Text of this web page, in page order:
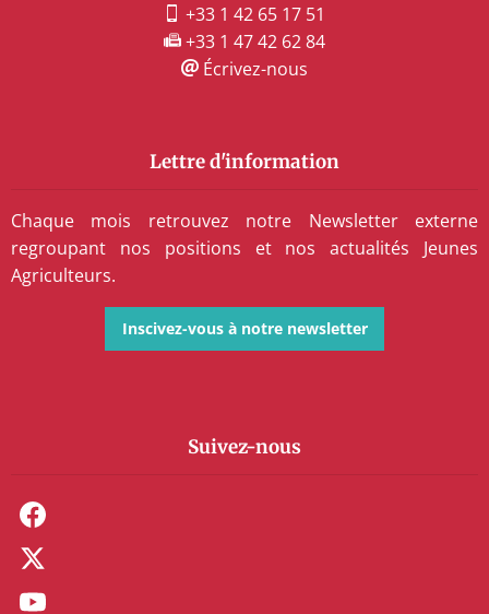
+33 1 42 65 17 51
+33 1 47 42 62 84
Écrivez-nous
Lettre d'information
Chaque mois retrouvez notre Newsletter externe
regroupant nos positions et nos actualités Jeunes
Agriculteurs.
Inscivez-vous à notre newsletter
Suivez-nous